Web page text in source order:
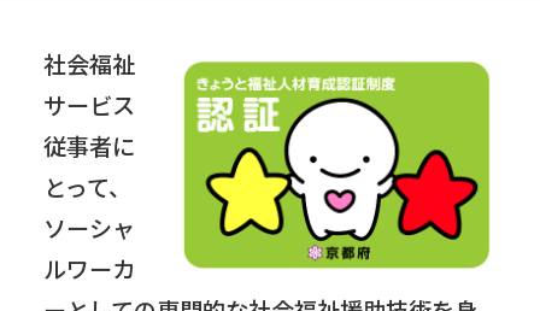
社会福祉
サービス
従事者に
とって、
ソーシャ
ルワーカ